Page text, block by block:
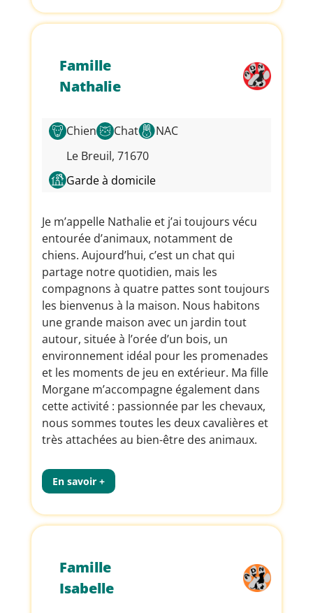
Famille
Nathalie
Chien Chat
NAC
Le Breuil, 71670
Garde à domicile
Je m’appelle Nathalie et j’ai toujours vécu
entourée d’animaux, notamment de
chiens. Aujourd’hui, c’est un chat qui
partage notre quotidien, mais les
compagnons à quatre pattes sont toujours
les bienvenus à la maison. Nous habitons
une grande maison avec un jardin tout
autour, située à l’orée d’un bois, un
environnement idéal pour les promenades
et les moments de jeu en extérieur. Ma fille
Morgane m’accompagne également dans
cette activité : passionnée par les chevaux,
nous sommes toutes les deux cavalières et
très attachées au bien-être des animaux.
En savoir +
Famille
Isabelle